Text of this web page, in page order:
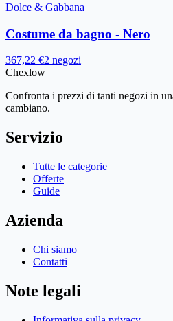
Dolce & Gabbana
Costume da bagno - Nero
367,22 €2 negozi
Chexlow
Confronta i prezzi di tanti negozi in
cambiano.
Servizio
Tutte le categorie
Offerte
Guide
Azienda
Chi siamo
Contatti
Note legali